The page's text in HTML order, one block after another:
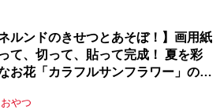
ネルンドのきせつとあそぼ！】画用紙
て、切って、貼って完成！ 夏を彩
お花「カラフルサンフラワー」の作
やつ